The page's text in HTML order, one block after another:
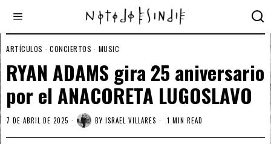
ARTÍCULOS · CONCIERTOS · MUSIC
RYAN ADAMS gira 25 aniversario
por el ANACORETA LUGOSLAVO
7 DE ABRIL DE 2025 BY ISRAEL VILLARES 1 MIN READ